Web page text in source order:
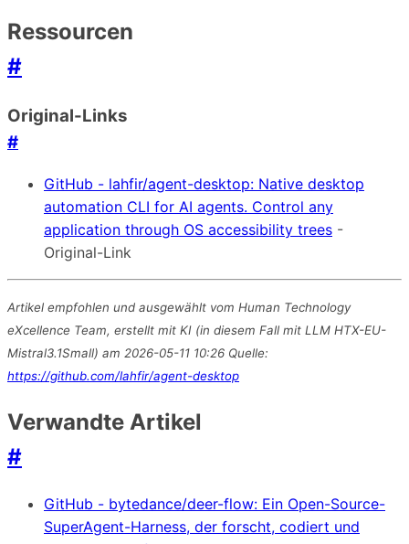
Ressourcen
#
Original-Links
#
GitHub - lahfir/agent-desktop: Native desktop
automation CLI for AI agents. Control any
application through OS accessibility trees -
Original-Link
Artikel empfohlen und ausgewählt vom Human Technology
eXcellence Team, erstellt mit KI (in diesem Fall mit LLM HTX-EU-
Mistral3.1Small) am 2026-05-11 10:26 Quelle:
https://github.com/lahfir/agent-desktop
Verwandte Artikel
#
GitHub - bytedance/deer-flow: Ein Open-Source-
SuperAgent-Harness, der forscht, codiert und